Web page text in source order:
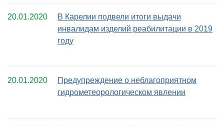
20.01.2020
В Карелии подвели итоги выдачи
инвалидам изделий реабилитации в 2019
году
20.01.2020
Предупреждение о неблагоприятном
гидрометеорологическом явлении